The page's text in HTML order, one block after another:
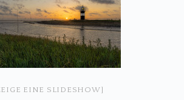
EINE SLIDESHOW]